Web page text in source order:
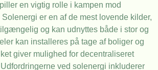
en vigtig rolle i kampen mod
er en af de mest lovende kilder,
og kan udnyttes både i stor og
kan installeres på tage af boliger og
giver mulighed for decentraliseret
ved solenergi inkluderer